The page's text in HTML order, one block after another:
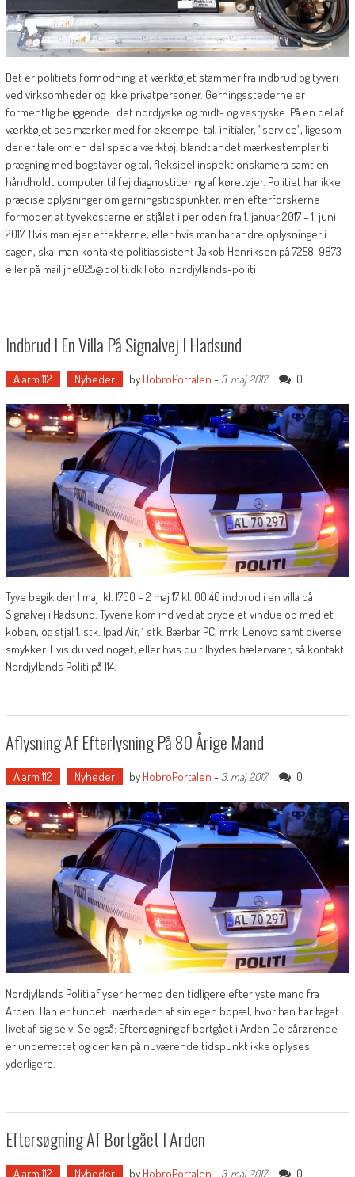
Det er politiets formodning, at værktøjet stammer fra indbrud og tyveri
ved virksomheder og ikke privatpersoner. Gerningsstederne er
formentlig beliggende i det nordjyske og midt- og vestjyske. På en del af
værktøjet ses mærker med for eksempel tal, initialer, ”service”, ligesom
der er tale om en del specialværktøj, blandt andet mærkestempler til
prægning med bogstaver og tal, fleksibel inspektionskamera samt en
håndholdt computer til fejldiagnosticering af køretøjer. Politiet har ikke
præcise oplysninger om gerningstidspunkter, men efterforskerne
formoder, at tyvekosterne er stjålet i perioden fra 1. januar 2017 – 1. juni
2017. Hvis man ejer effekterne, eller hvis man har andre oplysninger i
sagen, skal man kontakte politiassistent Jakob Henriksen på 7258-9873
eller på mail jhe025@politi.dk Foto: nordjyllands-politi
Indbrud I En Villa På Signalvej I Hadsund
Alarm 112 Nyheder by HobroPortalen - 3. maj 2017 0
Tyve begik den 1 maj kl. 1700 – 2 maj 17 kl. 00:40 indbrud i en villa på
Signalvej i Hadsund. Tyvene kom ind ved at bryde et vindue op med et
koben, og stjal 1. stk. Ipad Air, 1 stk. Bærbar PC, mrk. Lenovo samt diverse
smykker. Hvis du ved noget, eller hvis du tilbydes hælervarer, så kontakt
Nordjyllands Politi på 114.
Aflysning Af Efterlysning På 80 Årige Mand
Alarm 112 Nyheder by HobroPortalen - 3. maj 2017 0
Nordjyllands Politi aflyser hermed den tidligere efterlyste mand fra
Arden. Han er fundet i nærheden af sin egen bopæl, hvor han har taget
livet af sig selv. Se også: Eftersøgning af bortgået i Arden De pårørende
er underrettet og der kan på nuværende tidspunkt ikke oplyses
yderligere.
Eftersøgning Af Bortgået I Arden
Alarm 112 Nyheder by HobroPortalen - 3. maj 2017 0